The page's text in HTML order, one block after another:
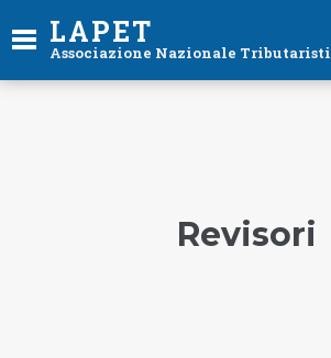
LAPET
Associazione Nazionale Tributaristi
Revisori